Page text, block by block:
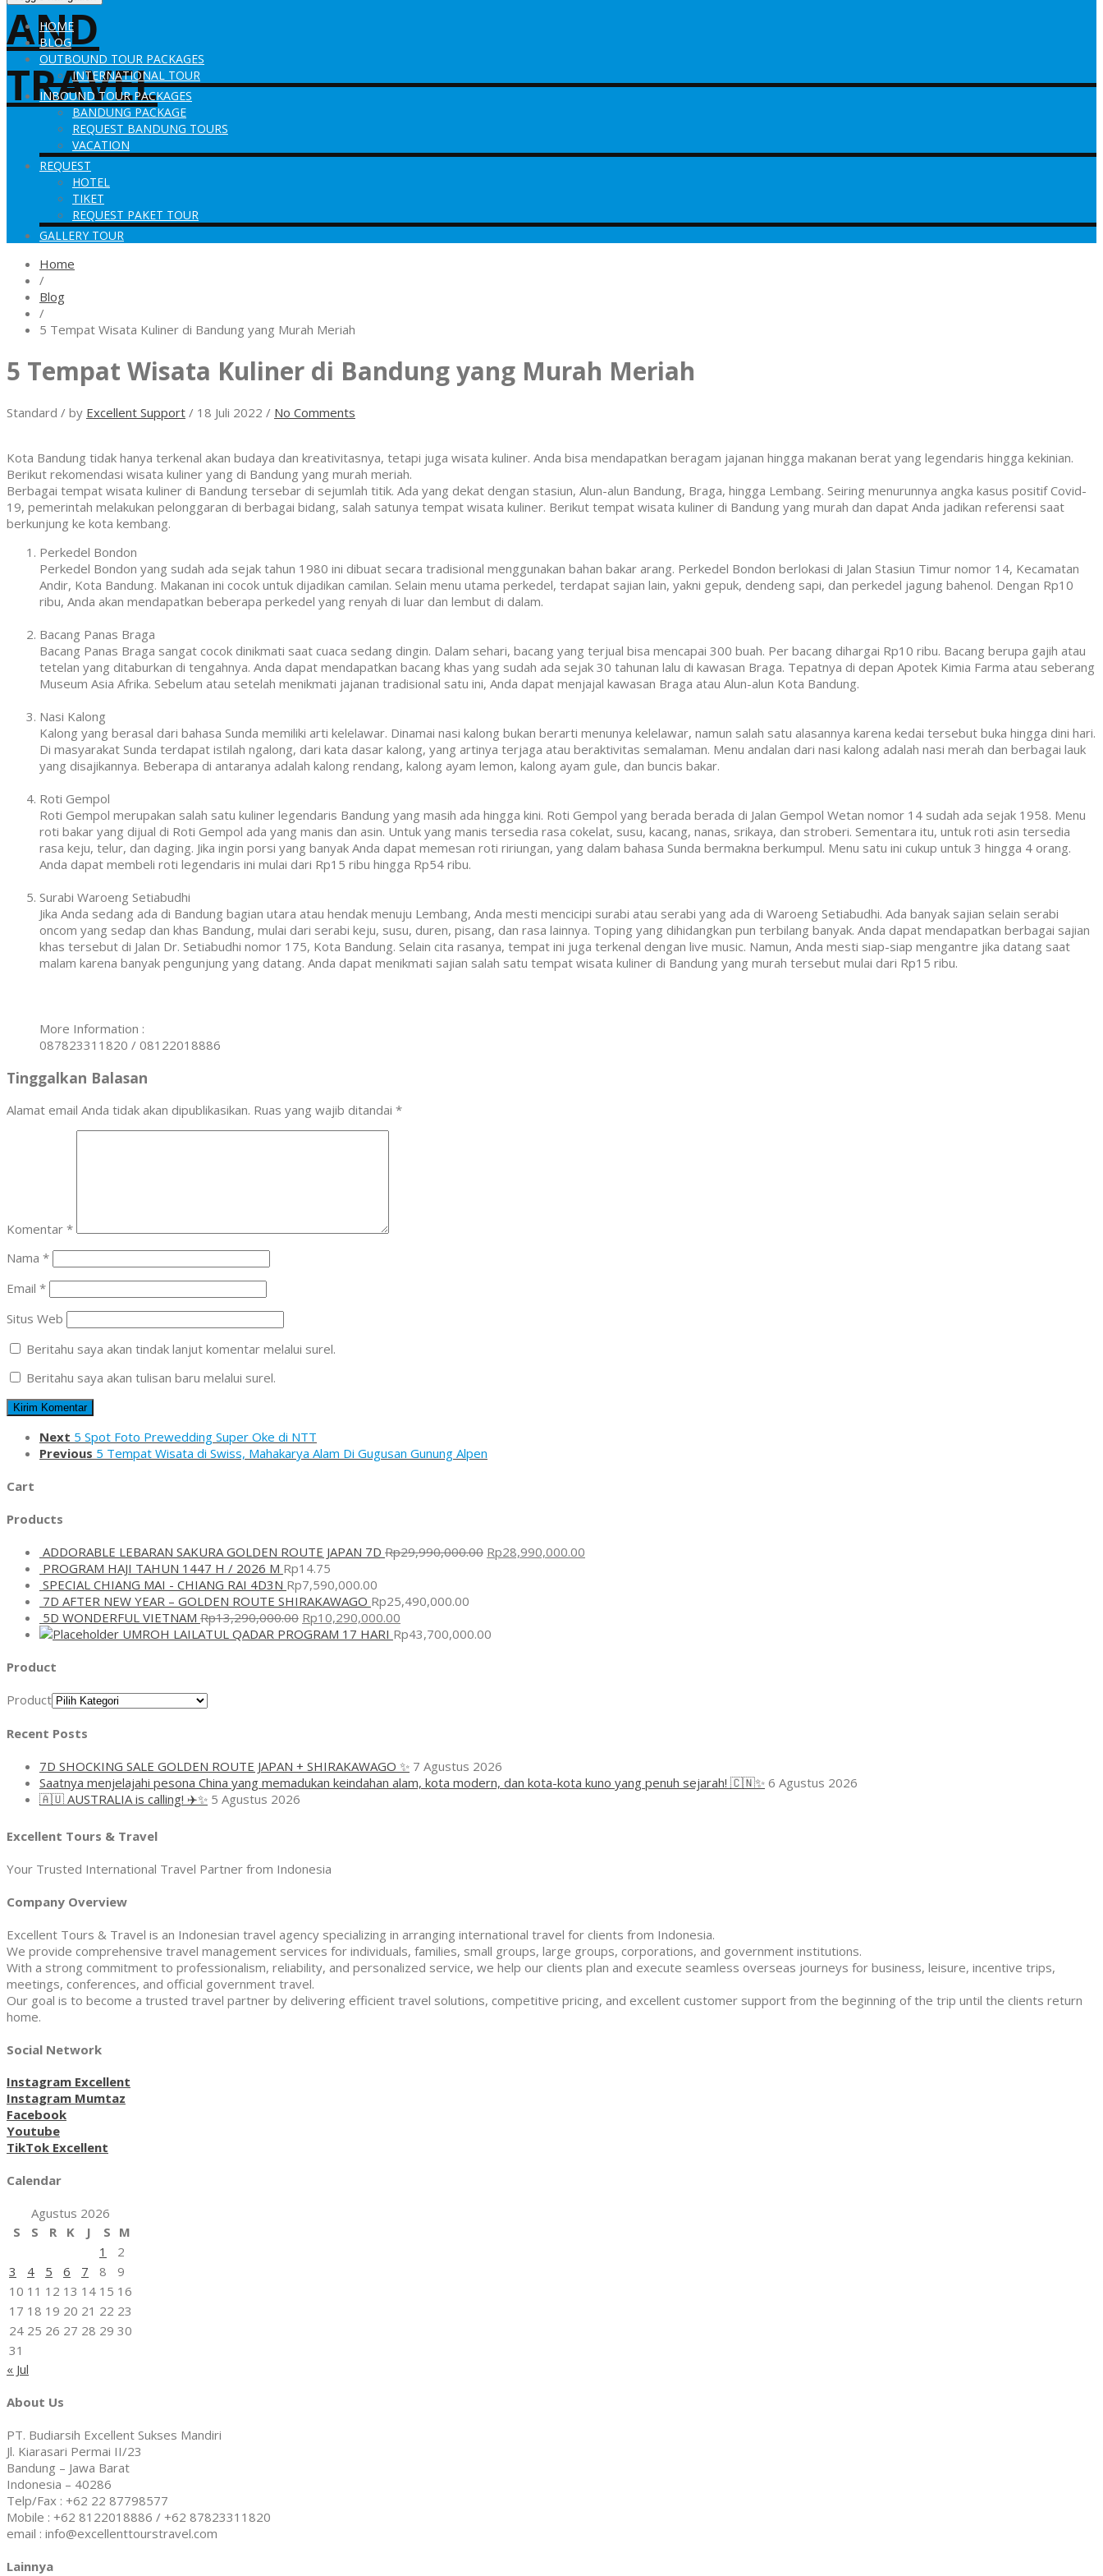
HOME
BLOG
OUTBOUND TOUR PACKAGES
INTERNATIONAL TOUR
INBOUND TOUR PACKAGES
BANDUNG PACKAGE
REQUEST BANDUNG TOURS
VACATION
REQUEST
HOTEL
TIKET
REQUEST PAKET TOUR
GALLERY TOUR
Home
/
Blog
/
5 Tempat Wisata Kuliner di Bandung yang Murah Meriah
5 Tempat Wisata Kuliner di Bandung yang Murah Meriah
Standard / by Excellent Support / 18 Juli 2022 / No Comments
Kota Bandung tidak hanya terkenal akan budaya dan kreativitasnya, tetapi juga wisata kuliner. Anda bisa mendapatkan beragam jajanan hingga makanan berat yang legendaris hingga kekinian.
Berikut rekomendasi wisata kuliner yang di Bandung yang murah meriah.
Berbagai tempat wisata kuliner di Bandung tersebar di sejumlah titik. Ada yang dekat dengan stasiun, Alun-alun Bandung, Braga, hingga Lembang. Seiring menurunnya angka kasus positif Covid-
19, pemerintah melakukan pelonggaran di berbagai bidang, salah satunya tempat wisata kuliner. Berikut tempat wisata kuliner di Bandung yang murah dan dapat Anda jadikan referensi saat
berkunjung ke kota kembang.
Perkedel Bondon
Perkedel Bondon yang sudah ada sejak tahun 1980 ini dibuat secara tradisional menggunakan bahan bakar arang. Perkedel Bondon berlokasi di Jalan Stasiun Timur nomor 14, Kecamatan
Andir, Kota Bandung. Makanan ini cocok untuk dijadikan camilan. Selain menu utama perkedel, terdapat sajian lain, yakni gepuk, dendeng sapi, dan perkedel jagung bahenol. Dengan Rp10
ribu, Anda akan mendapatkan beberapa perkedel yang renyah di luar dan lembut di dalam.
Bacang Panas Braga
Bacang Panas Braga sangat cocok dinikmati saat cuaca sedang dingin. Dalam sehari, bacang yang terjual bisa mencapai 300 buah. Per bacang dihargai Rp10 ribu. Bacang berupa gajih atau
tetelan yang ditaburkan di tengahnya. Anda dapat mendapatkan bacang khas yang sudah ada sejak 30 tahunan lalu di kawasan Braga. Tepatnya di depan Apotek Kimia Farma atau seberang
Museum Asia Afrika. Sebelum atau setelah menikmati jajanan tradisional satu ini, Anda dapat menjajal kawasan Braga atau Alun-alun Kota Bandung.
Nasi Kalong
Kalong yang berasal dari bahasa Sunda memiliki arti kelelawar. Dinamai nasi kalong bukan berarti menunya kelelawar, namun salah satu alasannya karena kedai tersebut buka hingga dini hari.
Di masyarakat Sunda terdapat istilah ngalong, dari kata dasar kalong, yang artinya terjaga atau beraktivitas semalaman. Menu andalan dari nasi kalong adalah nasi merah dan berbagai lauk
yang disajikannya. Beberapa di antaranya adalah kalong rendang, kalong ayam lemon, kalong ayam gule, dan buncis bakar.
Roti Gempol
Roti Gempol merupakan salah satu kuliner legendaris Bandung yang masih ada hingga kini. Roti Gempol yang berada berada di Jalan Gempol Wetan nomor 14 sudah ada sejak 1958. Menu
roti bakar yang dijual di Roti Gempol ada yang manis dan asin. Untuk yang manis tersedia rasa cokelat, susu, kacang, nanas, srikaya, dan stroberi. Sementara itu, untuk roti asin tersedia
rasa keju, telur, dan daging. Jika ingin porsi yang banyak Anda dapat memesan roti ririungan, yang dalam bahasa Sunda bermakna berkumpul. Menu satu ini cukup untuk 3 hingga 4 orang.
Anda dapat membeli roti legendaris ini mulai dari Rp15 ribu hingga Rp54 ribu.
Surabi Waroeng Setiabudhi
Jika Anda sedang ada di Bandung bagian utara atau hendak menuju Lembang, Anda mesti mencicipi surabi atau serabi yang ada di Waroeng Setiabudhi. Ada banyak sajian selain serabi
oncom yang sedap dan khas Bandung, mulai dari serabi keju, susu, duren, pisang, dan rasa lainnya. Toping yang dihidangkan pun terbilang banyak. Anda dapat mendapatkan berbagai sajian
khas tersebut di Jalan Dr. Setiabudhi nomor 175, Kota Bandung. Selain cita rasanya, tempat ini juga terkenal dengan live music. Namun, Anda mesti siap-siap mengantre jika datang saat
malam karena banyak pengunjung yang datang. Anda dapat menikmati sajian salah satu tempat wisata kuliner di Bandung yang murah tersebut mulai dari Rp15 ribu.
More Information :
087823311820 / 08122018886
Tinggalkan Balasan
Alamat email Anda tidak akan dipublikasikan. Ruas yang wajib ditandai *
Komentar *
Nama *
Email *
Situs Web
Beritahu saya akan tindak lanjut komentar melalui surel.
Beritahu saya akan tulisan baru melalui surel.
Next 5 Spot Foto Prewedding Super Oke di NTT
Previous 5 Tempat Wisata di Swiss, Mahakarya Alam Di Gugusan Gunung Alpen
Cart
Products
ADDORABLE LEBARAN SAKURA GOLDEN ROUTE JAPAN 7D Rp29,990,000.00 Rp28,990,000.00
PROGRAM HAJI TAHUN 1447 H / 2026 M Rp14.75
SPECIAL CHIANG MAI - CHIANG RAI 4D3N Rp7,590,000.00
7D AFTER NEW YEAR – GOLDEN ROUTE SHIRAKAWAGO Rp25,490,000.00
5D WONDERFUL VIETNAM Rp13,290,000.00 Rp10,290,000.00
UMROH LAILATUL QADAR PROGRAM 17 HARI Rp43,700,000.00
Product
Product
Recent Posts
7D SHOCKING SALE GOLDEN ROUTE JAPAN + SHIRAKAWAGO ✨ 7 Agustus 2026
Saatnya menjelajahi pesona China yang memadukan keindahan alam, kota modern, dan kota-kota kuno yang penuh sejarah! 🇨🇳✨ 6 Agustus 2026
🇦🇺 AUSTRALIA is calling! ✈️✨ 5 Agustus 2026
Excellent Tours & Travel
Your Trusted International Travel Partner from Indonesia
Company Overview
Excellent Tours & Travel is an Indonesian travel agency specializing in arranging international travel for clients from Indonesia.
We provide comprehensive travel management services for individuals, families, small groups, large groups, corporations, and government institutions.
With a strong commitment to professionalism, reliability, and personalized service, we help our clients plan and execute seamless overseas journeys for business, leisure, incentive trips,
meetings, conferences, and official government travel.
Our goal is to become a trusted travel partner by delivering efficient travel solutions, competitive pricing, and excellent customer support from the beginning of the trip until the clients return
home.
Social Network
Instagram Excellent
Instagram Mumtaz
Facebook
Youtube
TikTok Excellent
Calendar
Agustus 2026
S
S R K J S M
1
2
3
4 5 6 7 8
9
10 11 12 13 14 15 16
17 18 19 20 21 22 23
24 25 26 27 28 29 30
31
« Jul
About Us
PT. Budiarsih Excellent Sukses Mandiri
Jl. Kiarasari Permai II/23
Bandung – Jawa Barat
Indonesia – 40286
Telp/Fax : +62 22 87798577
Mobile : +62 8122018886 / +62 87823311820
email : info@excellenttourstravel.com
Lainnya